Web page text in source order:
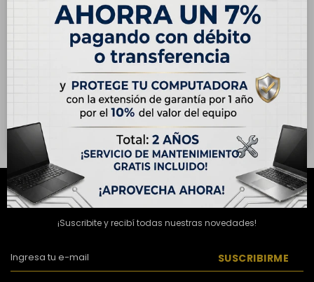
OUTLET - Notebook
Laptop Dell Inspiron 5441
14", Qualcomm
Snapdragon X Plus, 16GB
RAM, 1TB SSD
USD 779,00
USD 799,00
Hasta en 12 cuotas de
ENVÍO
OUTLET - Notebook
Laptop Dell Inspiron 16"
Táctil, AMD Ryzen 7 250,
16GB RAM, 1TB SSD
USD940,00
USD 990,00
Hasta en 12 cuotas de
USD 78.34
¡Suscribite y recibí todas nuestras novedades!
SUSCRIBIRME